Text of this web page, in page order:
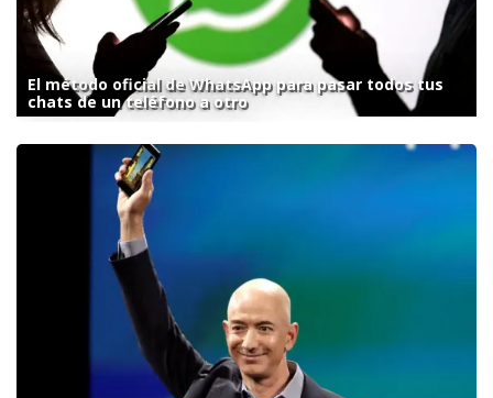
El método oficial de WhatsApp para pasar todos tus
chats de un teléfono a otro